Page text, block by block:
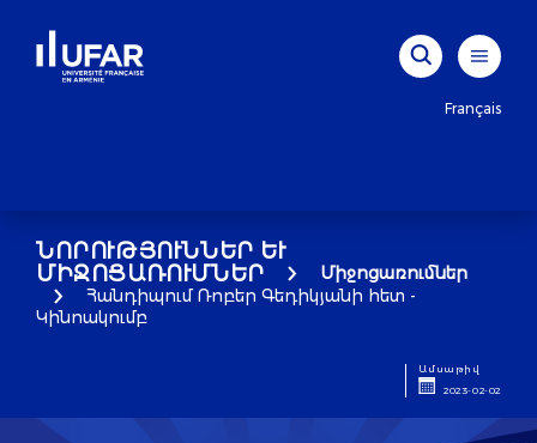
Français
ՆՈՐՈՒԹՅՈՒՆՆԵՐ ԵՒ Մ
ԻՋՈՑԱՌՈՒՄՆԵՐ
Միջոցառումներ
Հանդիպում Ռոբեր Գեդիկյանի հետ -
Կինոակումբ
Ամսաթիվ
2023-02-02